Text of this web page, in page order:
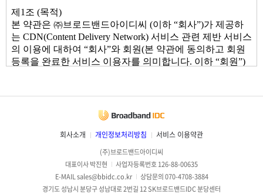
회사소개 개인정보처리방침 서비스 이용약관
(주)브로드밴드아이디씨
대표이사 박진현
사업자등록번호 126-88-00635
E-MAIL sales@bbidc.co.kr
상담문의 070-4708-3884
경기도 성남시 분당구 성남대로 2번길 12 SK브로드밴드IDC 분당센터